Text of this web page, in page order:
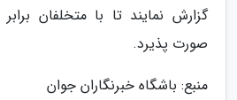
گزارش نمایند تا با متخلفان
صورت پذیرد.
منبع: باشگاه خبرنگاران جوان